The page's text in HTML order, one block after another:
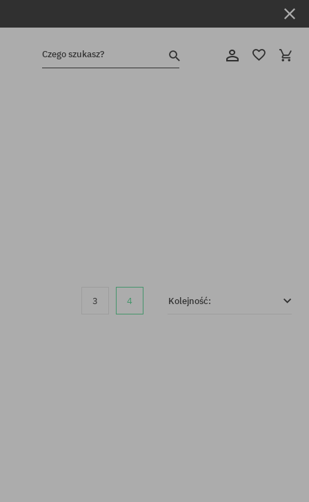
Czego szukasz?
3 4 Kolejność: